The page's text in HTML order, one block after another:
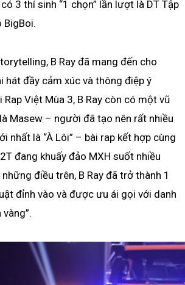
3 thí sinh “1 chọn” lần lượt là DT Tập
BigBoi.
B Ray đã mang đến cho
hát đầy cảm xúc và thông điệp ý
Rap Việt Mùa 3, B Ray còn có một vũ
Masew – người đã tạo nên rất nhiều
nhất là “À Lôi” – bài rap kết hợp cùng
đang khuấy đảo MXH suốt nhiều
điều trên, B Ray đã trở thành 1
đỉnh vào và được ưu ái gọi với danh